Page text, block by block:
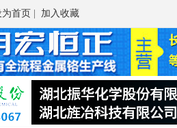
为首页 加入收藏